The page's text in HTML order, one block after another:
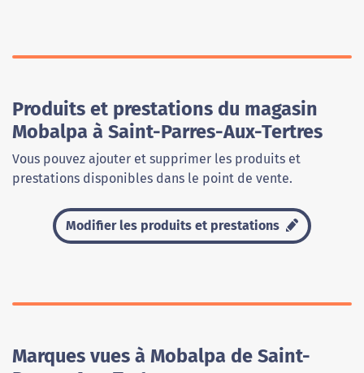
Produits et prestations du magasin
Mobalpa à Saint-Parres-Aux-Tertres
Vous pouvez ajouter et supprimer les produits et
prestations disponibles dans le point de vente.
Modifier les produits et prestations
Marques vues à Mobalpa de Saint-